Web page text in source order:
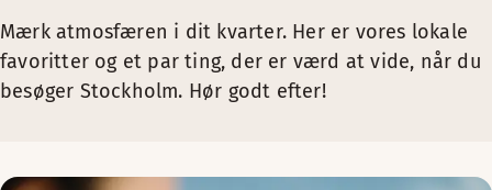
Mærk atmosfæren i dit kvarter. Her er vores lokale
favoritter og et par ting, der er værd at vide, når du
besøger Stockholm. Hør godt efter!